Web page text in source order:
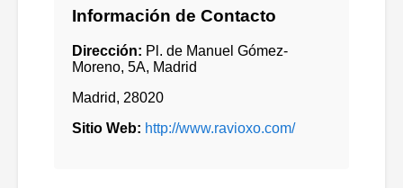
Información de Contacto
Dirección: Pl. de Manuel Gómez-
Moreno, 5A, Madrid
Madrid, 28020
Sitio Web: http://www.ravioxo.com/